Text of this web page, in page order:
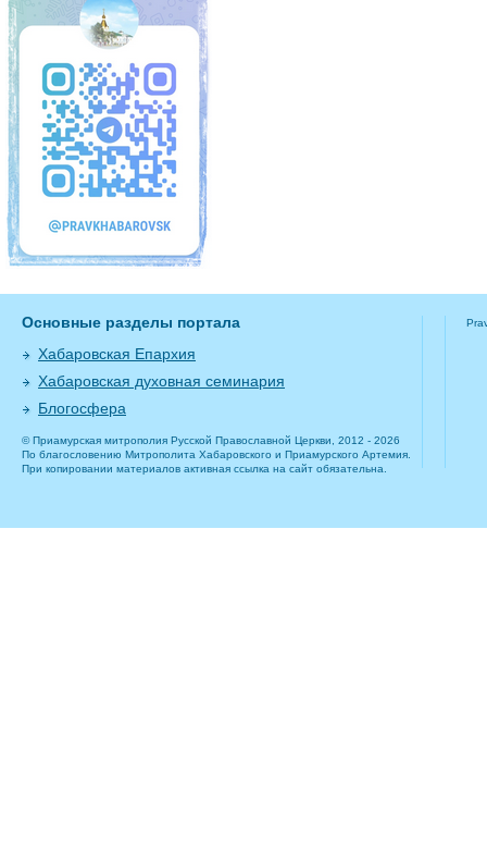
Основные разделы портала
Хабаровская Епархия
Хабаровская духовная семинария
Блогосфера
© Приамурская митрополия Русской Православной Церкви, 2012 - 2026
По благословению Митрополита Хабаровского и Приамурского Артемия.
При копировании материалов активная ссылка на сайт обязательна.